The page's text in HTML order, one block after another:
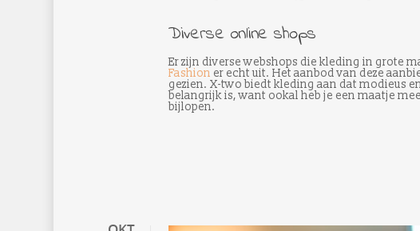
Diverse online shops
Er zijn diverse webshops die kleding in grote
Fashion er echt uit. Het aanbod van deze
gezien. X-two biedt kleding aan dat modieus
belangrijk is, want ookal heb je een maatje
bijlopen.